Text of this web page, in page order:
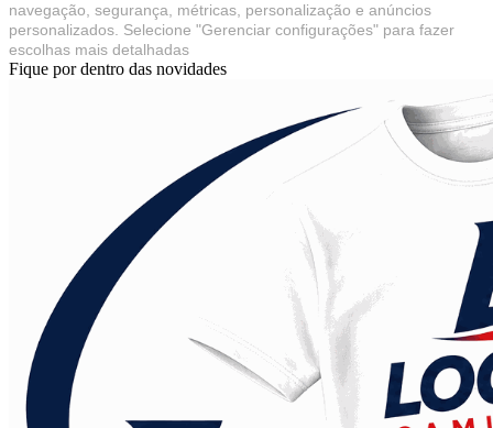
navegação, segurança, métricas, personalização e anúncios
personalizados. Selecione "Gerenciar configurações" para fazer
escolhas mais detalhadas
Fique por dentro das novidades